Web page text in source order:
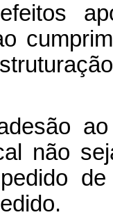
ao
não